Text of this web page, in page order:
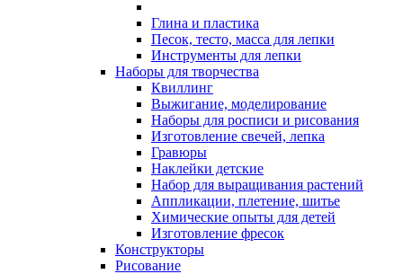
Глина и пластика
Песок, тесто, масса для лепки
Инструменты для лепки
Наборы для творчества
Квиллинг
Выжигание, моделирование
Наборы для росписи и рисования
Изготовление свечей, лепка
Гравюры
Наклейки детские
Набор для выращивания растений
Аппликации, плетение, шитье
Химические опыты для детей
Изготовление фресок
Конструкторы
Рисование